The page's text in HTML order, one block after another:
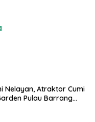
Nelayan, Atraktor Cumi
Pulau Barrang